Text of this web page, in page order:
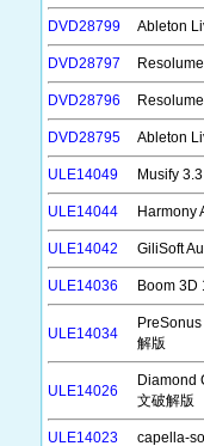
DVD28799 Ableton
DVD28797
DVD28796
DVD28795 Ableton
ULE14049 Musify
ULE14044 Harmony
ULE14042 GiliSoft
ULE14036 Boom 3D
ULE14034
解版
ULE14026
Diamond
文破解版
ULE14023 capella-